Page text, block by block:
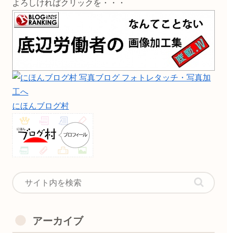
よろしければクリックを・・・
にほんブログ村
アーカイブ